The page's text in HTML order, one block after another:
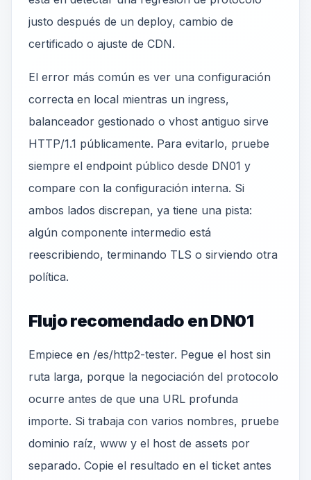
justo después de un deploy, cambio de
certificado o ajuste de CDN.
El error más común es ver una configuración
correcta en local mientras un ingress,
balanceador gestionado o vhost antiguo sirve
HTTP/1.1 públicamente. Para evitarlo, pruebe
siempre el endpoint público desde DN01 y
compare con la configuración interna. Si
ambos lados discrepan, ya tiene una pista:
algún componente intermedio está
reescribiendo, terminando TLS o sirviendo otra
política.
Flujo recomendado en DN01
Empiece en /es/http2-tester. Pegue el host sin
ruta larga, porque la negociación del protocolo
ocurre antes de que una URL profunda
importe. Si trabaja con varios nombres, pruebe
dominio raíz, www y el host de assets por
separado. Copie el resultado en el ticket antes